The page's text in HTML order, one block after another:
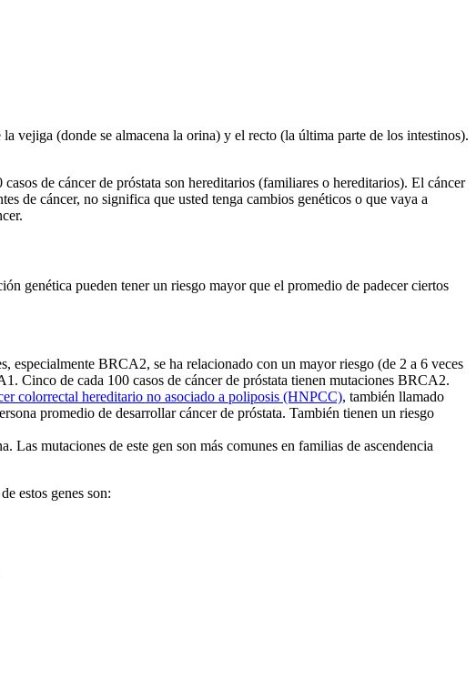
vejiga (donde se almacena la orina) y el recto (la última parte de los intestinos).
de cáncer de próstata son hereditarios (familiares o hereditarios). El cáncer
de cáncer, no significa que usted tenga cambios genéticos o que vaya a
genética pueden tener un riesgo mayor que el promedio de padecer ciertos
especialmente BRCA2, se ha relacionado con un mayor riesgo (de 2 a 6 veces
Cinco de cada 100 casos de cáncer de próstata tienen mutaciones BRCA2.
colorrectal hereditario no asociado a poliposis (HNPCC), también llamado
promedio de desarrollar cáncer de próstata. También tienen un riesgo
Las mutaciones de este gen son más comunes en familias de ascendencia
estos genes son: